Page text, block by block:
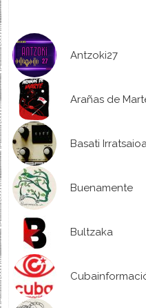
Antzoki27
Arañas de
Basati
Buenamente
Bultzaka